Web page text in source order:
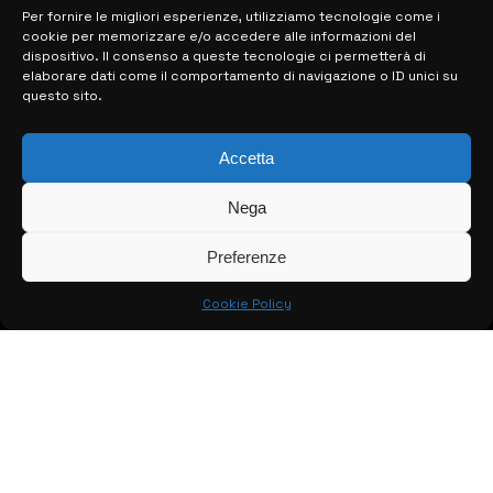
Per fornire le migliori esperienze, utilizziamo tecnologie come i
cookie per memorizzare e/o accedere alle informazioni del
dispositivo. Il consenso a queste tecnologie ci permetterà di
elaborare dati come il comportamento di navigazione o ID unici su
questo sito.
Accetta
Nega
Preferenze
Cookie Policy
MAPPA DEL SITO
> NOTIZIE
> CONTATTI